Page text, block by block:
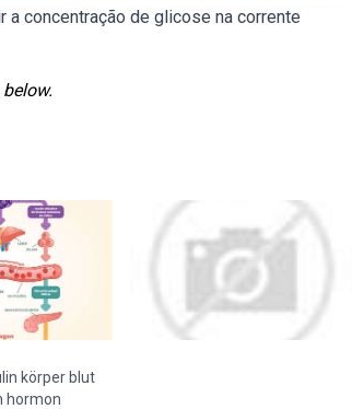
concentração de glicose na corrente
körper blut
hormon